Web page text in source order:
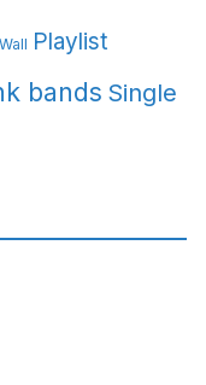
Playlist
bands Single